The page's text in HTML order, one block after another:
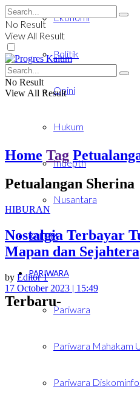
Ekonomi
Politik
Opini
Hukum
Indepth
Nusantara
KALTIM
PARIWARA
Pariwara
Pariwara Mahakam
Pariwara
No Result
View All Result
No Result
View All Result
Home Tag
Petualangan Sherina
HIBURAN
Nostalgia Terbayar
Mapan dan Sejahtera
by Editor 1
17 October 2023 | 15:49
Terbaru-